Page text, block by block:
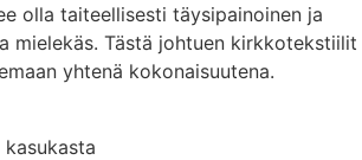
olla taiteellisesti täysipainoinen ja
mielekäs. Tästä johtuen kirkkotekstiilit
yhtenä kokonaisuutena.